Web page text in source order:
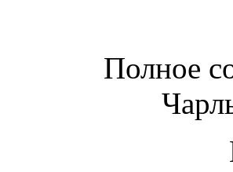
Полное